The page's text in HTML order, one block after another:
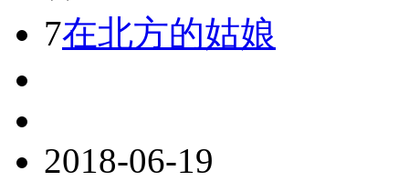
7在北方的姑娘
2018-06-19